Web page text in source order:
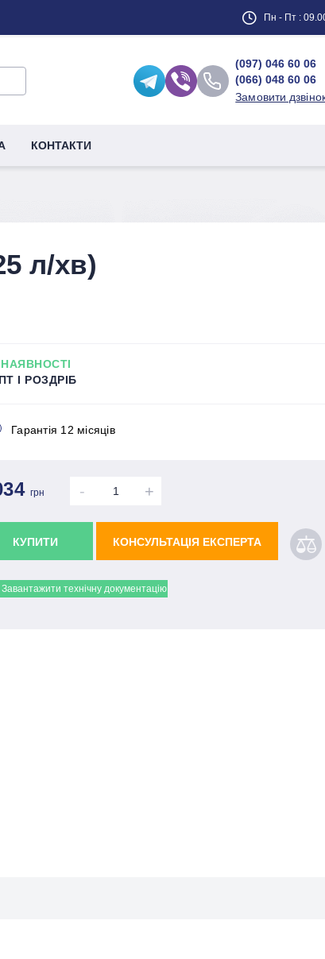
Пн - Пт :
(097) 046 60 06
(066) 048 60 06
Замовити
КОНТАКТИ
л/хв)
І РОЗДРІБ
Гарантія 12 місяців
грн - +
КУПИТИ КОНСУЛЬТАЦІЯ ЕКСПЕРТА
Завантажити технічну документацію